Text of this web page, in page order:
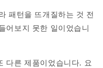
패턴을 뜨개질하는 것 전
어보지 못한 일이었습니
다른 제품이었습니다. 요